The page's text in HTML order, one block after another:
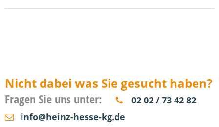
Nicht dabei was Sie gesucht haben?
Fragen Sie uns unter:
02 02 / 73 42 82
info@heinz-hesse-kg.de